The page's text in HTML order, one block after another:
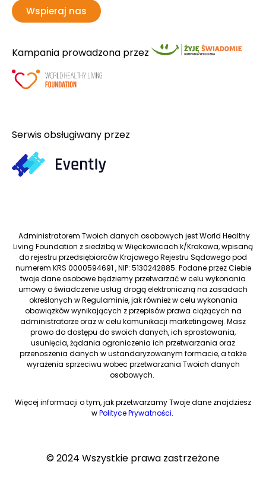
Wspieraj nas
Kampania prowadzona przez
Serwis obsługiwany przez
Administratorem Twoich danych osobowych jest World Healthy
Living Foundation z siedzibą w Więckowicach k/Krakowa, wpisaną
do rejestru przedsiębiorców Krajowego Rejestru Sądowego pod
numerem KRS 0000594691 , NIP: 5130242885. Podane przez Ciebie
twoje dane osobowe będziemy przetwarzać w celu wykonania
umowy o świadczenie usług drogą elektroniczną na zasadach
określonych w Regulaminie, jak również w celu wykonania
obowiązków wynikających z przepisów prawa ciążących na
administratorze oraz w celu komunikacji marketingowej. Masz
prawo do dostępu do swoich danych, ich sprostowania,
usunięcia, żądania ograniczenia ich przetwarzania oraz
przenoszenia danych w ustandaryzowanym formacie, a także
wyrażenia sprzeciwu wobec przetwarzania Twoich danych
osobowych.
Więcej informacji o tym, jak przetwarzamy Twoje dane znajdziesz
wPolityce Prywatności.
© 2024 Wszystkie prawa zastrzeżone